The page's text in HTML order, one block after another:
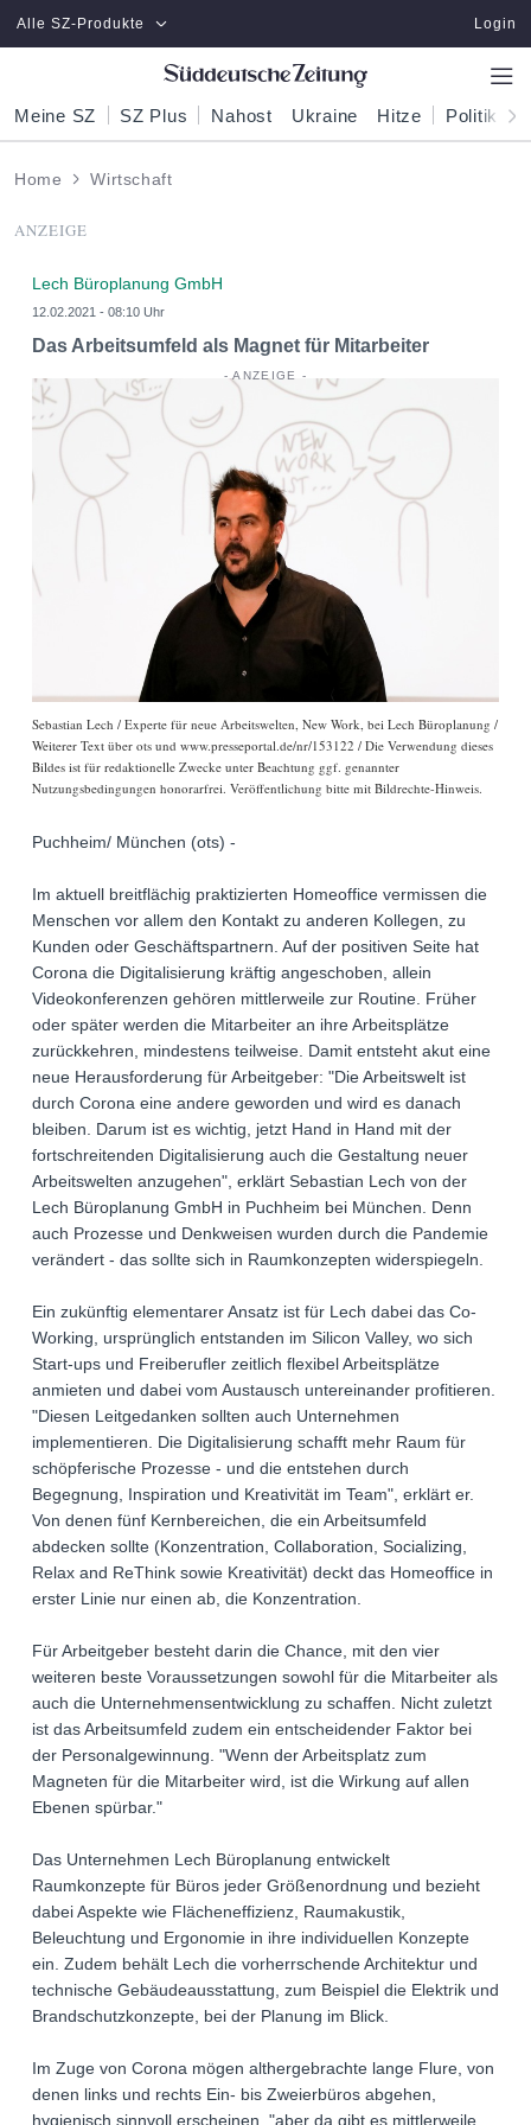
Zum Hauptinhalt springen
Alle SZ-Produkte Login
Meine SZ SZ Plus Nahost Ukraine Hitze Politik
Home Wirtschaft
ANZEIGE
Lech Büroplanung GmbH
12.02.2021 - 08:10 Uhr
Das Arbeitsumfeld als Magnet für Mitarbeiter
Sebastian Lech / Experte für neue Arbeitswelten, New Work, bei Lech Büroplanung /
Weiterer Text über ots und www.presseportal.de/nr/153122 / Die Verwendung dieses
Bildes ist für redaktionelle Zwecke unter Beachtung ggf. genannter
Nutzungsbedingungen honorarfrei. Veröffentlichung bitte mit Bildrechte-Hinweis.
Puchheim/ München (ots) -
Im aktuell breitflächig praktizierten Homeoffice vermissen die
Menschen vor allem den Kontakt zu anderen Kollegen, zu
Kunden oder Geschäftspartnern. Auf der positiven Seite hat
Corona die Digitalisierung kräftig angeschoben, allein
Videokonferenzen gehören mittlerweile zur Routine. Früher
oder später werden die Mitarbeiter an ihre Arbeitsplätze
zurückkehren, mindestens teilweise. Damit entsteht akut eine
neue Herausforderung für Arbeitgeber: "Die Arbeitswelt ist
durch Corona eine andere geworden und wird es danach
bleiben. Darum ist es wichtig, jetzt Hand in Hand mit der
fortschreitenden Digitalisierung auch die Gestaltung neuer
Arbeitswelten anzugehen", erklärt Sebastian Lech von der
Lech Büroplanung GmbH in Puchheim bei München. Denn
auch Prozesse und Denkweisen wurden durch die Pandemie
verändert - das sollte sich in Raumkonzepten widerspiegeln.
Ein zukünftig elementarer Ansatz ist für Lech dabei das Co-
Working, ursprünglich entstanden im Silicon Valley, wo sich
Start-ups und Freiberufler zeitlich flexibel Arbeitsplätze
anmieten und dabei vom Austausch untereinander profitieren.
"Diesen Leitgedanken sollten auch Unternehmen
implementieren. Die Digitalisierung schafft mehr Raum für
schöpferische Prozesse - und die entstehen durch
Begegnung, Inspiration und Kreativität im Team", erklärt er.
Von denen fünf Kernbereichen, die ein Arbeitsumfeld
abdecken sollte (Konzentration, Collaboration, Socializing,
Relax and ReThink sowie Kreativität) deckt das Homeoffice in
erster Linie nur einen ab, die Konzentration.
Für Arbeitgeber besteht darin die Chance, mit den vier
weiteren beste Voraussetzungen sowohl für die Mitarbeiter als
auch die Unternehmensentwicklung zu schaffen. Nicht zuletzt
ist das Arbeitsumfeld zudem ein entscheidender Faktor bei
der Personalgewinnung. "Wenn der Arbeitsplatz zum
Magneten für die Mitarbeiter wird, ist die Wirkung auf allen
Ebenen spürbar."
Das Unternehmen Lech Büroplanung entwickelt
Raumkonzepte für Büros jeder Größenordnung und bezieht
dabei Aspekte wie Flächeneffizienz, Raumakustik,
Beleuchtung und Ergonomie in ihre individuellen Konzepte
ein. Zudem behält Lech die vorherrschende Architektur und
technische Gebäudeausstattung, zum Beispiel die Elektrik und
Brandschutzkonzepte, bei der Planung im Blick.
Im Zuge von Corona mögen althergebrachte lange Flure, von
denen links und rechts Ein- bis Zweierbüros abgehen,
hygienisch sinnvoll erscheinen, "aber da gibt es mittlerweile